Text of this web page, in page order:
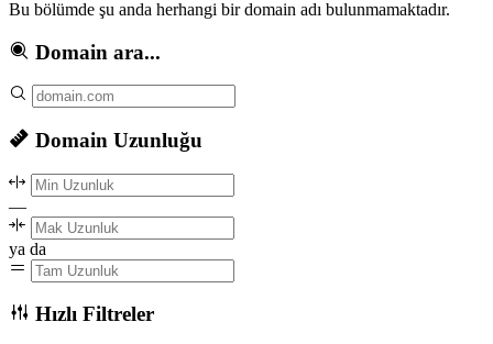
Bu bölümde şu anda herhangi bir domain adı bulunmamaktadır.
Domain ara...
Domain Uzunluğu
—
ya da
Hızlı Filtreler